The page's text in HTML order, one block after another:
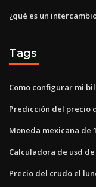
¿qué es un
Tags
Como configurar mi
Predicción del precio
Moneda mexicana de
Calculadora de usd
Precio del crudo el